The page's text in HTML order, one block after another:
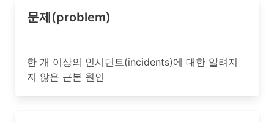
문제(problem)
한 개 이상의 인시던트(incidents)에 대한 알려지
지 않은 근본 원인